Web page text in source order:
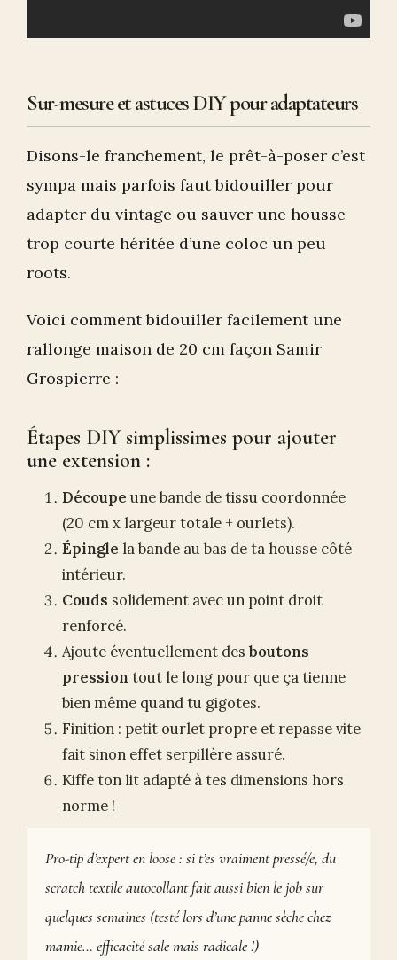
Sur-mesure et astuces DIY pour adaptateurs
Disons-le franchement, le prêt-à-poser c’est
sympa mais parfois faut bidouiller pour
adapter du vintage ou sauver une housse
trop courte héritée d’une coloc un peu
roots.
Voici comment bidouiller facilement une
rallonge maison de 20 cm façon Samir
Grospierre :
Étapes DIY simplissimes pour ajouter
une extension :
Découpe une bande de tissu coordonnée
(20 cm x largeur totale + ourlets).
Épingle la bande au bas de ta housse côté
intérieur.
Couds solidement avec un point droit
renforcé.
Ajoute éventuellement des boutons
pressiontout le long pour que ça tienne
bien même quand tu gigotes.
Finition : petit ourlet propre et repasse vite
fait sinon effet serpillère assuré.
Kiffe ton lit adapté à tes dimensions hors
norme !
Pro-tip d’expert en loose : si t’es vraiment pressé/e, du
scratch textile autocollant fait aussi bien le job sur
quelques semaines (testé lors d’une panne sèche chez
mamie… efficacité sale mais radicale !)